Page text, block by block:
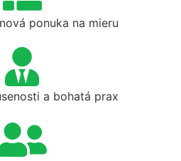
ponuka na mieru
a bohatá prax